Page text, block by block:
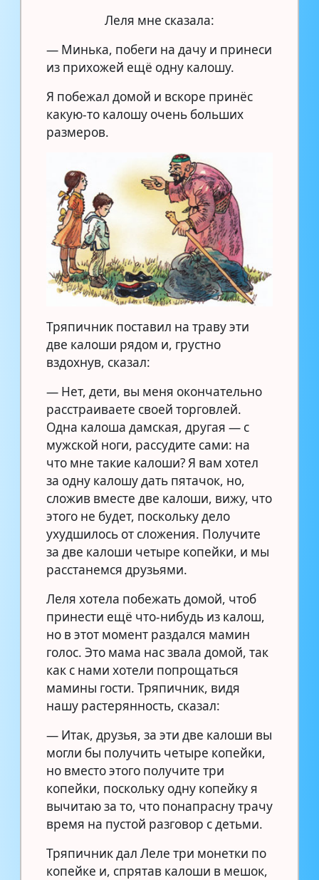
Леля мне сказала:
— Минька, побеги на дачу и принеси
из прихожей ещё одну калошу.
Я побежал домой и вскоре принёс
какую-то калошу очень больших
размеров.
Тряпичник поставил на траву эти
две калоши рядом и, грустно
вздохнув, сказал:
— Нет, дети, вы меня окончательно
расстраиваете своей торговлей.
Одна калоша дамская, другая — с
мужской ноги, рассудите сами: на
что мне такие калоши? Я вам хотел
за одну калошу дать пятачок, но,
сложив вместе две калоши, вижу, что
этого не будет, поскольку дело
ухудшилось от сложения. Получите
за две калоши четыре копейки, и мы
расстанемся друзьями.
Леля хотела побежать домой, чтоб
принести ещё что-нибудь из калош,
но в этот момент раздался мамин
голос. Это мама нас звала домой, так
как с нами хотели попрощаться
мамины гости. Тряпичник, видя
нашу растерянность, сказал:
— Итак, друзья, за эти две калоши вы
могли бы получить четыре копейки,
но вместо этого получите три
копейки, поскольку одну копейку я
вычитаю за то, что понапрасну трачу
время на пустой разговор с детьми.
Тряпичник дал Леле три монетки по
копейке и, спрятав калоши в мешок,